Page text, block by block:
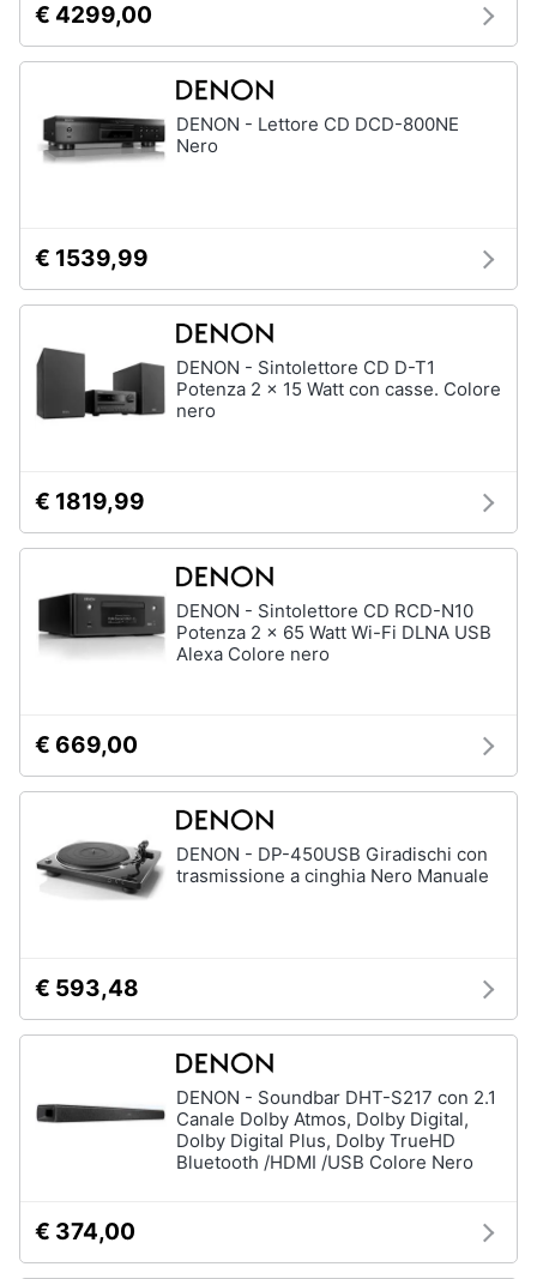
€ 4299,00
DENON - Lettore CD DCD-800NE
Nero
€ 1539,99
DENON - Sintolettore CD D-T1
Potenza 2 x 15 Watt con casse. Colore
nero
€ 1819,99
DENON - Sintolettore CD RCD-N10
Potenza 2 x 65 Watt Wi-Fi DLNA USB
Alexa Colore nero
€ 669,00
DENON - DP-450USB Giradischi con
trasmissione a cinghia Nero Manuale
€ 593,48
DENON - Soundbar DHT-S217 con 2.1
Canale Dolby Atmos, Dolby Digital,
Dolby Digital Plus, Dolby TrueHD
Bluetooth /HDMI /USB Colore Nero
€ 374,00